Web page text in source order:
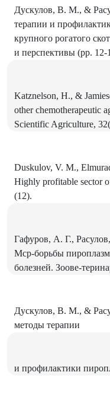
Дускулов, В. M., &
терапии и
крупного рогатого
и перспективы (рр. 12-
Katznelson, Н., &
other chemotherapeutic
Scientific Agriculture,
Duskulov, V. M.,
Highly profitable sector
(12).
Гафуров, А. Г.,
Мср-борьбы
болезней. Зоове-
Дускулов, В. М., &
методы терапии
и профилактики